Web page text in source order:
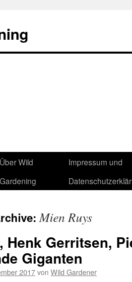
Über Wild
Gardening
Impressum und
Mien Ruys
Henk Gerritsen,
Giganten
2017von Wild Gardener